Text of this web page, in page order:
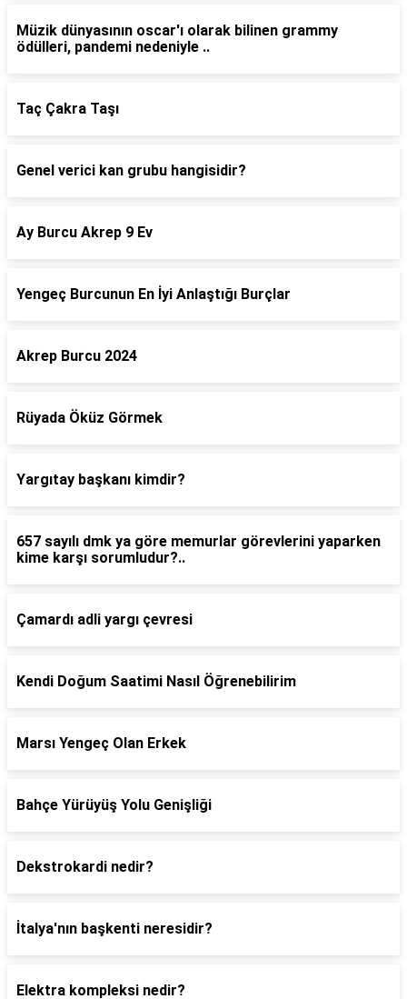
Müzik dünyasının oscar'ı olarak bilinen grammy
ödülleri, pandemi nedeniyle ..
Taç Çakra Taşı
Genel verici kan grubu hangisidir?
Ay Burcu Akrep 9 Ev
Yengeç Burcunun En İyi Anlaştığı Burçlar
Akrep Burcu 2024
Rüyada Öküz Görmek
Yargıtay başkanı kimdir?
657 sayılı dmk ya göre memurlar görevlerini yaparken
kime karşı sorumludur?..
Çamardı adli yargı çevresi
Kendi Doğum Saatimi Nasıl Öğrenebilirim
Marsı Yengeç Olan Erkek
Bahçe Yürüyüş Yolu Genişliği
Dekstrokardi nedir?
İtalya'nın başkenti neresidir?
Elektra kompleksi nedir?